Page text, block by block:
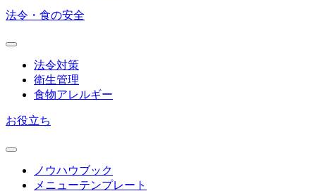
法令・食の安全
法令対策
衛生管理
食物アレルギー
お役立ち
ノウハウブック
メニューテンプレート